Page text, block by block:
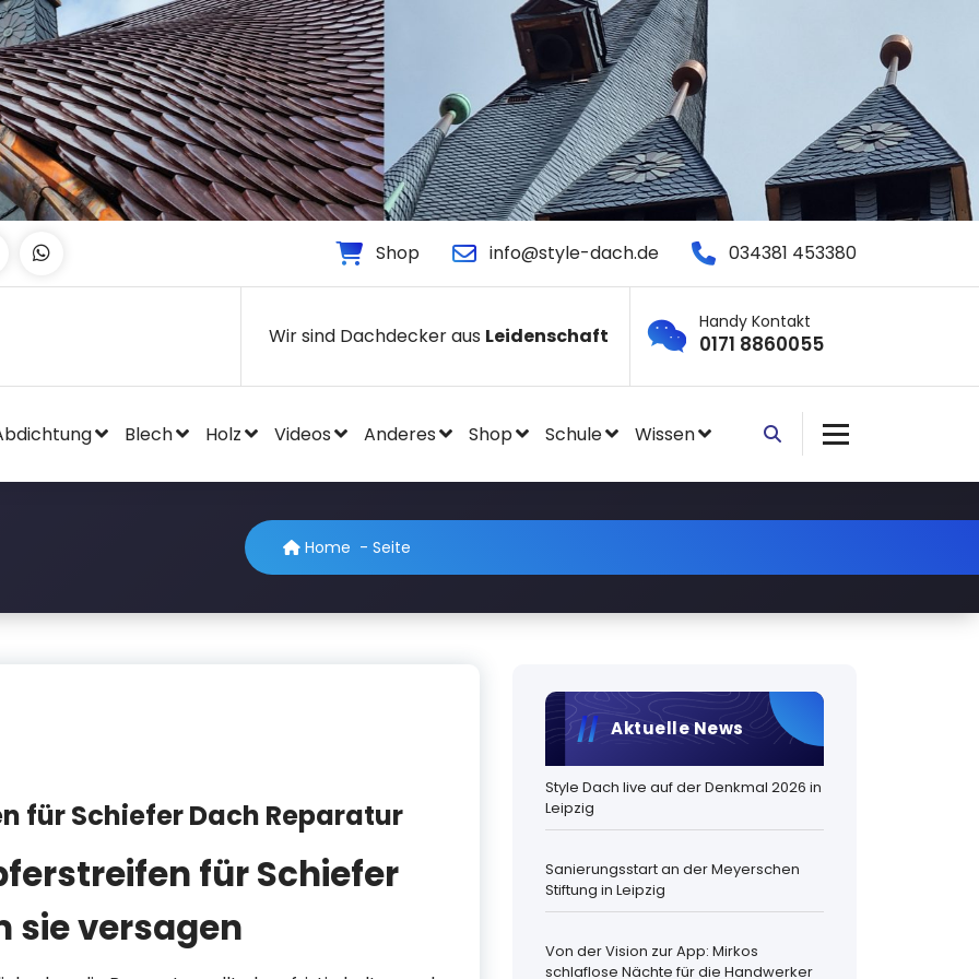
Shop info@style-dach.de 034381 453380
Wir sind Dachdecker aus Leidenschaft
Handy Kontakt
0171 8860055
Blech Holz Videos Anderes Shop Schule Wissen
Home - Seite
für Schiefer Dach Reparatur
für Schiefer
sie versagen
Aktuelle News
Style Dach live auf der Denkmal 2026 in
Leipzig
Sanierungsstart an der Meyerschen
Stiftung in Leipzig
Von der Vision zur App: Mirkos
schlaflose Nächte für die Handwerker